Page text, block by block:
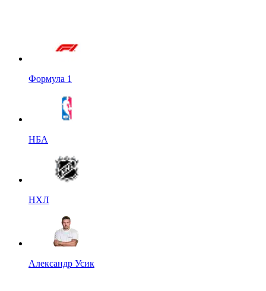
Формула 1
НБА
НХЛ
Александр Усик